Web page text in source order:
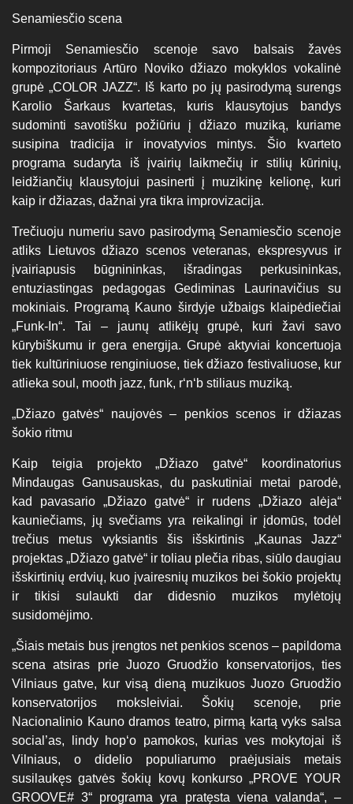
Senamiesčio scena
Pirmoji Senamiesčio scenoje savo balsais žavės
kompozitoriaus Artūro Noviko džiazo mokyklos vokalinė
grupė „COLOR JAZZ“. Iš karto po jų pasirodymą surengs
Karolio Šarkaus kvartetas, kuris klausytojus bandys
sudominti savotišku požiūriu į džiazo muziką, kuriame
susipina tradicija ir inovatyvios mintys. Šio kvarteto
programa sudaryta iš įvairių laikmečių ir stilių kūrinių,
leidžiančių klausytojui pasinerti į muzikinę kelionę, kuri
kaip ir džiazas, dažnai yra tikra improvizacija.
Trečiuoju numeriu savo pasirodymą Senamiesčio scenoje
atliks Lietuvos džiazo scenos veteranas, ekspresyvus ir
įvairiapusis būgnininkas, išradingas perkusininkas,
entuziastingas pedagogas Gediminas Laurinavičius su
mokiniais. Programą Kauno širdyje užbaigs klaipėdiečiai
„Funk-In“. Tai – jaunų atlikėjų grupė, kuri žavi savo
kūrybiškumu ir gera energija. Grupė aktyviai koncertuoja
tiek kultūriniuose renginiuose, tiek džiazo festivaliuose, kur
atlieka soul, mooth jazz, funk, r‘n‘b stiliaus muziką.
„Džiazo gatvės“ naujovės – penkios scenos ir džiazas
šokio ritmu
Kaip teigia projekto „Džiazo gatvė“ koordinatorius
Mindaugas Ganusauskas, du paskutiniai metai parodė,
kad pavasario „Džiazo gatvė“ ir rudens „Džiazo alėja“
kauniečiams, jų svečiams yra reikalingi ir įdomūs, todėl
trečius metus vyksiantis šis išskirtinis „Kaunas Jazz“
projektas „Džiazo gatvė“ ir toliau plečia ribas, siūlo daugiau
išskirtinių erdvių, kuo įvairesnių muzikos bei šokio projektų
ir tikisi sulaukti dar didesnio muzikos mylėtojų
susidomėjimo.
„Šiais metais bus įrengtos net penkios scenos – papildoma
scena atsiras prie Juozo Gruodžio konservatorijos, ties
Vilniaus gatve, kur visą dieną muzikuos Juozo Gruodžio
konservatorijos moksleiviai. Šokių scenoje, prie
Nacionalinio Kauno dramos teatro, pirmą kartą vyks salsa
social’as, lindy hop‘o pamokos, kurias ves mokytojai iš
Vilniaus, o didelio populiarumo praėjusiais metais
susilaukęs gatvės šokių kovų konkurso „PROVE YOUR
GROOVE# 3“ programa yra pratęsta viena valanda“, –